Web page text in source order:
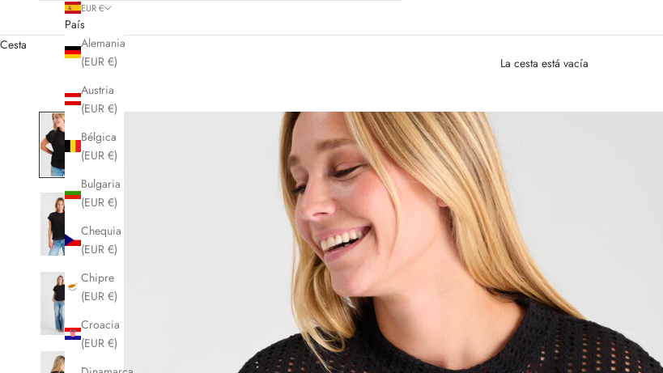
EUR €
País
Alemania
(EUR €)
Austria
(EUR €)
Bélgica
(EUR €)
Bulgaria
(EUR €)
Chequia
(EUR €)
Chipre
(EUR €)
Croacia
(EUR €)
Cesta
La cesta está vacía